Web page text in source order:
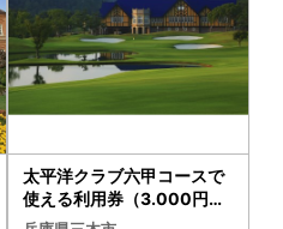
太平洋クラブ六甲コースで
使える利用券（3.000円分
）